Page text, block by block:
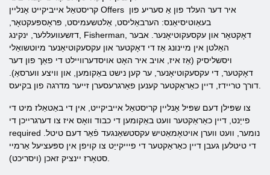
קריסטאַל אייביקייט אָנליין Offers איר דער העלד פון אַ סעריע פון ​​
בעאַוטיסיאַנס: הערבאַליסט, אַלטשעמיסט, פּראָספּעקטאָר,
דזשעוועללער, ינקינג, Fisherman, דאָקטאָר און עקסעקוטיאָנער. אבער
האַלטן אין מיינונג אַז די דאָקטער און עקסעקוטיאָנער מיוטשואַלי
ויסשליסיק (אַז איז, אויב איר האָט אויסדערוויילט די פאַך פון דער
דאָקטער, די עקסעקוטיאָנער, ער קען נישט באַקומען, און וויצע ווערסאַ).
צו שפּילן דעם שפּיל אָנליין קריסטאַל אייביקייט, אין די באַטאַלז מיט די
פייַנט, דיין כאַראַקטער וועט באַקומען די כבוד וואָס איז צו דערגרייכן די
required נומער, וועט ווערן אויטאָמאַטיש עקסטשאַנגעד פֿאַר דעם טיטל.
די טיטלען געבן דיין כאַראַקטער די פיייקייַט צו קויפן אין ספּעציעל אַרמיי